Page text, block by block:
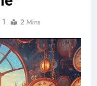
1 2 Mins